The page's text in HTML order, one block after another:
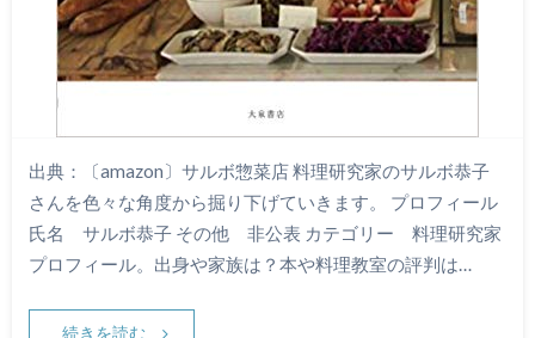
出典：〔amazon〕サルボ惣菜店 料理研究家のサルボ恭子
さんを色々な角度から掘り下げていきます。 プロフィール
氏名 サルボ恭子 その他 非公表 カテゴリー 料理研究家
プロフィール。出身や家族は？本や料理教室の評判は…
続きを読む